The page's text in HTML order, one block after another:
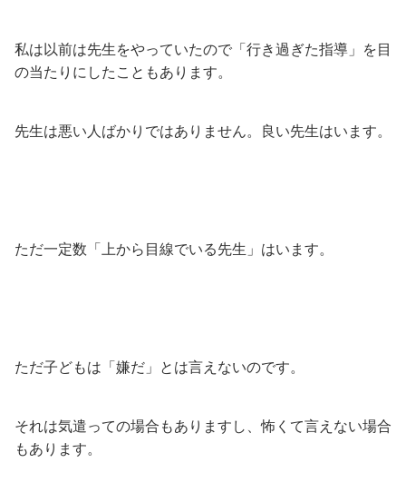
私は以前は先生をやっていたので「行き過ぎた指導」を目
の当たりにしたこともあります。
先生は悪い人ばかりではありません。良い先生はいます。
ただ一定数「上から目線でいる先生」はいます。
ただ子どもは「嫌だ」とは言えないのです。
それは気遣っての場合もありますし、怖くて言えない場合
もあります。